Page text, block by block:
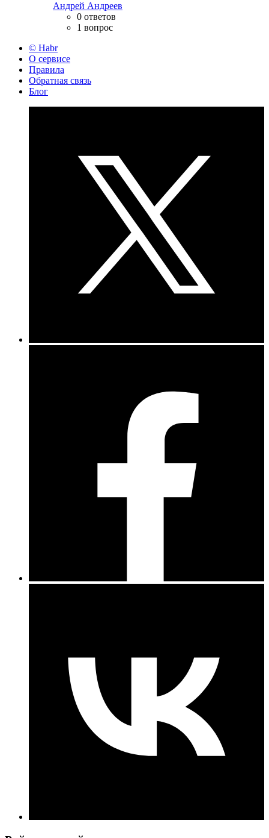
Андрей Андреев
0 ответов
1 вопрос
© Habr
О сервисе
Правила
Обратная связь
Блог